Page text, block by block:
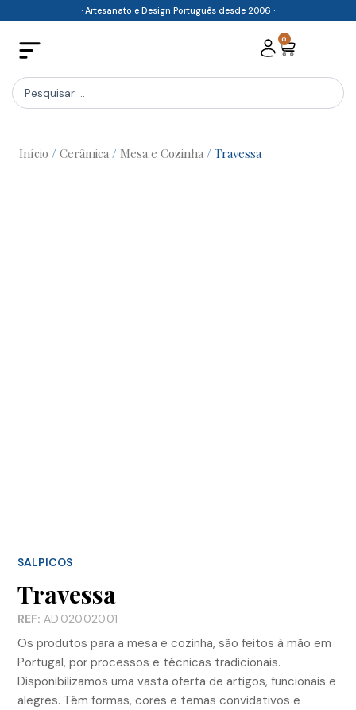
content
· Artesanato e Design Português desde 2006 ·
0
Cart
Search
...
Início / Cerâmica / Mesa e Cozinha / Travessa
SALPICOS
Travessa
REF: AD.020.020.01
Os produtos para a mesa e cozinha, são feitos à mão em
Portugal, por processos e técnicas tradicionais.
Disponibilizamos uma vasta oferta de artigos, funcionais e
alegres. Têm formas, cores e temas convidativos e